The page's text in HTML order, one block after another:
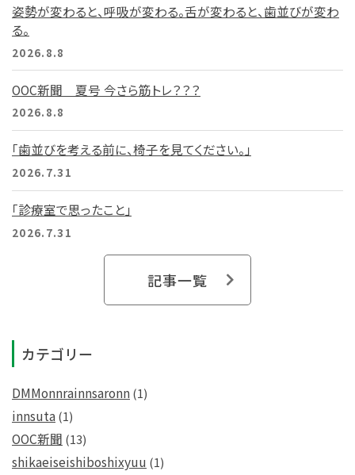
姿勢が変わると、呼吸が変わる。舌が変わると、歯並びが変わ
る。
2026.8.8
OOC新聞 夏号 今さら筋トレ？？？
2026.8.8
「歯並びを考える前に、椅子を見てください。」
2026.7.31
「診療室で思ったこと」
2026.7.31
記事一覧
カテゴリー
DMMonnrainnsaronn(1)
innsuta(1)
OOC新聞 (13)
shikaeiseishiboshixyuu (1)